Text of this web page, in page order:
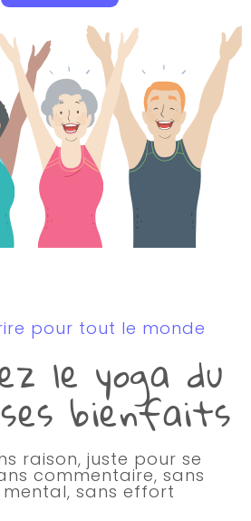
pour tout le monde
le yoga du
bienfaits
raison, juste pour se
commentaire, sans
sans effort